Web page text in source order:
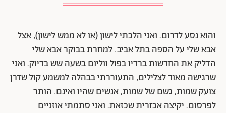
והוא נסע לדרום. ואני הלכתי לישון (או לא ממש לישון), אצל
אבא שלי על הספה בתל אביב. למחרת בבוקר אבא שלי
הדליק את החדשות ברדיו בפול ווליום בשעה שש בדיוק. ואני
שרגישה מאוד לצלילים, התעוררתי בבהלה למשמע קול שדרן
צועק שמות, גשם של שמות, אנשים שהיו ואינם. הותר
לפרסום. יקיצה אכזרית שכזאת. ואני סתמתי אוזניים